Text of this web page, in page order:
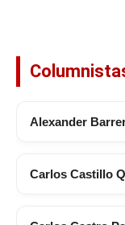
Alexander
Carlos Castillo